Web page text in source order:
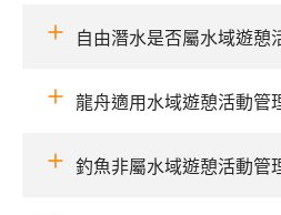
自由潛水是否屬水域遊憩
龍舟適用水域遊憩活動管
釣魚非屬水域遊憩活動管